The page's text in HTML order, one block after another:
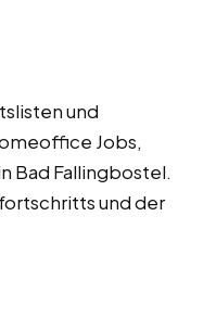
und
Jobs,
Bad Fallingbostel.
und der